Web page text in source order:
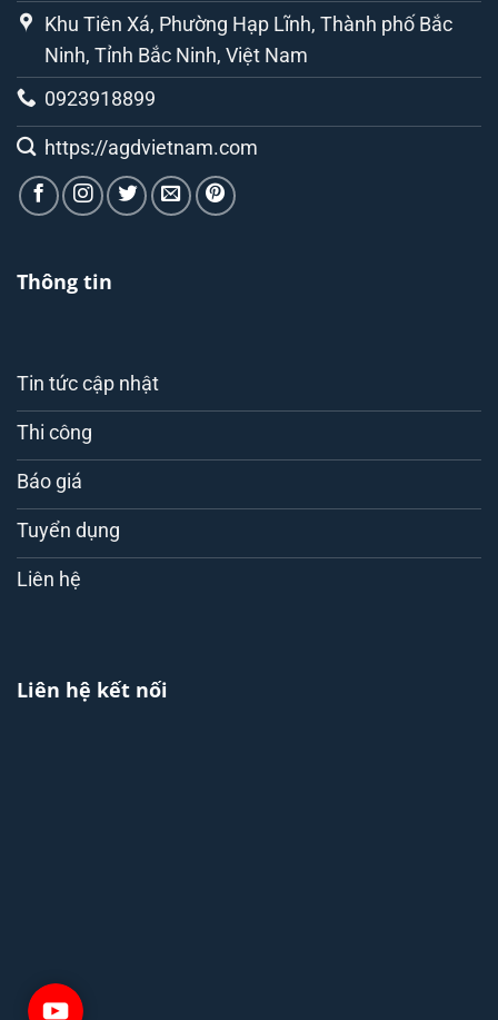
Khu Tiên Xá, Phường Hạp Lĩnh, Thành phố Bắc
Ninh, Tỉnh Bắc Ninh, Việt Nam
0923918899
https://agdvietnam.com
Thông tin
Tin tức cập nhật
Thi công
Báo giá
Tuyển dụng
Liên hệ
Liên hệ kết nối